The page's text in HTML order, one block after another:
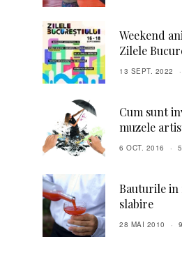
Weekend
Zilele
13 SEPT. 2022
Cum sunt
muzele
6 OCT. 2016
Bauturile
slabire
28 MAI 2010